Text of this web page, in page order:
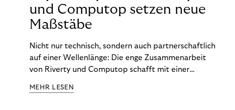
und Computop setzen neue
Maßstäbe
Nicht nur technisch, sondern auch partnerschaftlich
auf einer Wellenlänge: Die enge Zusammenarbeit
von Riverty und Computop schafft mit einer
Zahlungsabwicklung echte Mehrwerte für Händler.
MEHR LESEN